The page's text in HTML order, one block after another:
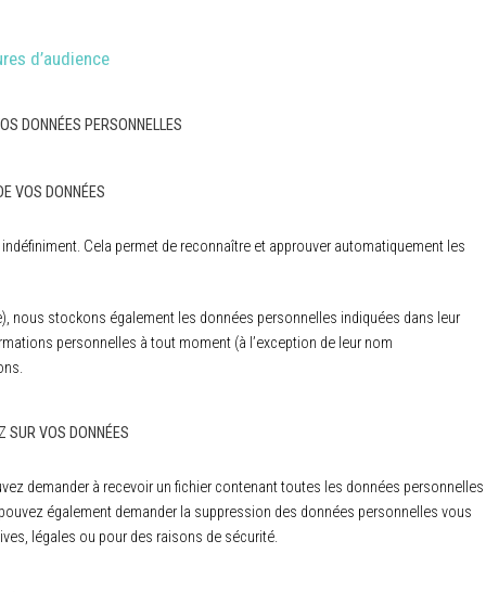
d’audience
DONNÉES PERSONNELLES
VOS DONNÉES
Cela permet de reconnaître et approuver automatiquement les
nous stockons également les données personnelles indiquées dans leur
personnelles à tout moment (à l’exception de leur nom
SUR VOS DONNÉES
demander à recevoir un fichier contenant toutes les données personnelles
également demander la suppression des données personnelles vous
légales ou pour des raisons de sécurité.